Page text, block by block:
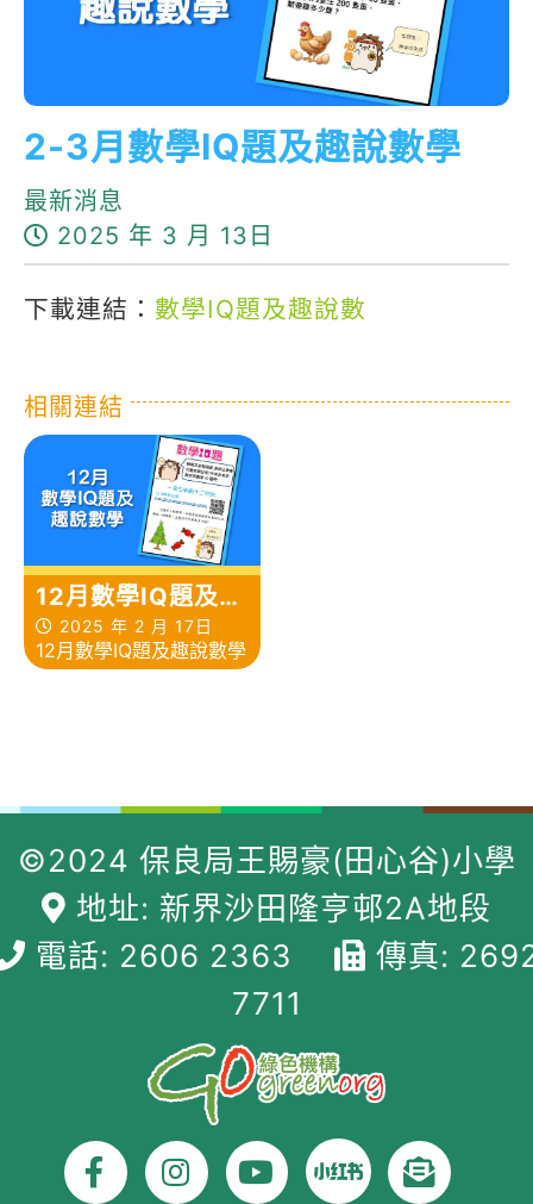
2-3月數學IQ題及趣說數學
最新消息
2025 年 3 月 13日
下載連結： 數學IQ題及趣說數
相關連結
12月數學IQ題及趣
說數學
2025 年 2 月 17日
12月數學IQ題及趣說數學
©2024 保良局王賜豪(田心谷)小學
地址: 新界沙田隆亨邨2A地段
電話: 2606 2363
傳真:
7711